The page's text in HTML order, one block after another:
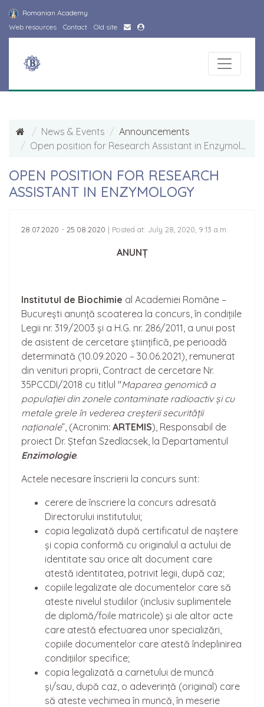
Romanian Academy
Web resources
Contact Old site
News & Events
Announcements
Open position for Research Assistant in Enzymology
OPEN POSITION FOR RESEARCH
ASSISTANT IN ENZYMOLOGY
28.07.2020 - 25.08.2020 | Posted at: July 28, 2020, 9:13 a.m.
ANUNȚ
Institutul de Biochimie al Academiei Române –
București anunță scoaterea la concurs, în condițiile
Legii nr. 319/2003 și a H.G. nr. 286/2011, a unui post
de asistent de cercetare științifică, pe perioadă
determinată (10.09.2020 – 30.06.2021), remunerat
din venituri proprii, Contract de cercetare Nr.
35PCCDI/2018 cu titlul "Maparea genomică a
populației din zonele contaminate radioactiv și cu
metale grele în vederea creșterii securității
naționale”, (Acronim: ARTEMIS), Responsabil de
proiect Dr. Ștefan Szedlacsek, la Departamentul
Enzimologie.
Actele necesare înscrierii la concurs sunt:
cerere de înscriere la concurs adresată
Directorului institutului;
copia legalizată după certificatul de naștere
și copia conformă cu originalul a actului de
identitate sau orice alt document care
atestă identitatea, potrivit legii, după caz;
copiile legalizate ale documentelor care să
ateste nivelul studiilor (inclusiv suplimentele
de diplomă/foile matricole) şi ale altor acte
care atestă efectuarea unor specializări,
copiile documentelor care atestă îndeplinirea
condiţiilor specifice;
copia legalizată a carnetului de muncă
și/sau, după caz, o adeverinţă (original) care
să ateste vechimea în muncă, în meserie